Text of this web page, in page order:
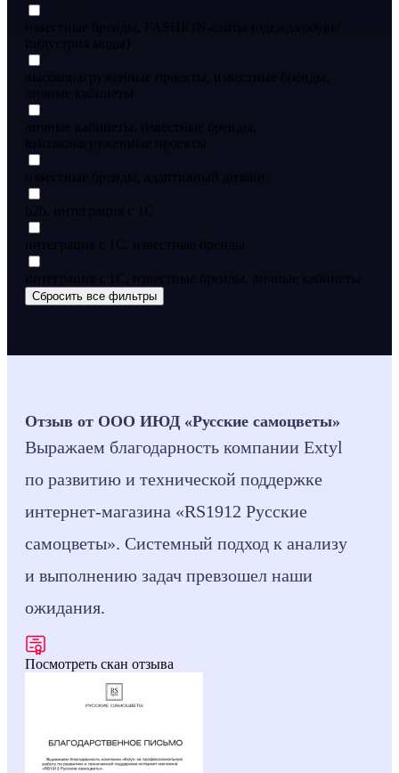
известные бренды, FASHION-сайты (одежда/обувь/
индустрия моды)
высоконагруженные проекты, известные бренды,
личные кабинеты
личные кабинеты, известные бренды,
высоконагруженные проекты
известные бренды, адаптивный дизайн
b2b, интеграция с 1С
интеграция с 1С, известные бренды
интеграция с 1С, известные бренды, личные кабинеты
Сбросить все фильтры
Отзыв от ООО ИЮД «Русские самоцветы»
Выражаем благодарность компании Extyl
по развитию и технической поддержке
интернет-магазина «RS1912 Русские
самоцветы». Системный подход к анализу
и выполнению задач превзошел наши
ожидания.
Посмотреть скан отзыва